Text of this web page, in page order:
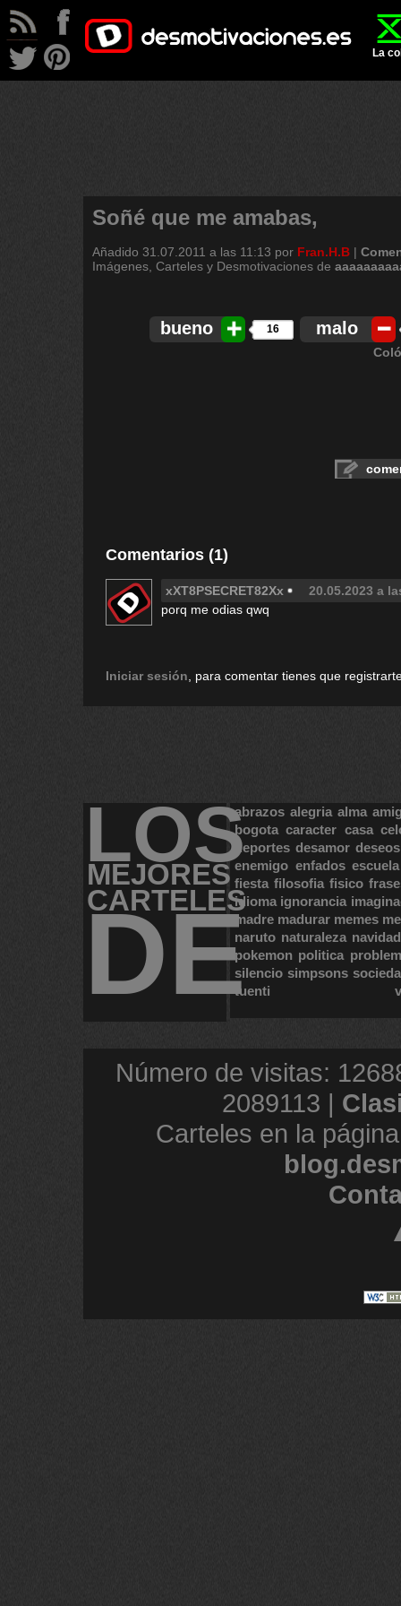
La
Soñé que me amabas,
Añadido 31.07.2011 a las 11:13 por Fran.H.B |
Imágenes, Carteles y Desmotivaciones de
bueno 16 malo
Comentarios (1)
xXT8PSECRET82Xx
20.05.2023 a
porq me odias qwq
Iniciar sesión , para comentar tienes que
LOS
MEJORES
CARTELES
DE
abrazos alegria alma
bogota caracter casa
deportes desamor deseos
enemigo enfados escuela
fiesta filosofia fisico
idioma ignorancia
madre madurar memes
naruto naturaleza navidad
pokemon politica
silencio simpsons
tuenti
Número de visitas:
2089113 |
Carteles en la